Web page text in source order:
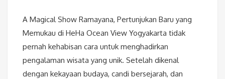
A Magical Show Ramayana, Pertunjukan Baru yang
Memukau di HeHa Ocean View Yogyakarta tidak
pernah kehabisan cara untuk menghadirkan
pengalaman wisata yang unik. Setelah dikenal
dengan kekayaan budaya, candi bersejarah, dan